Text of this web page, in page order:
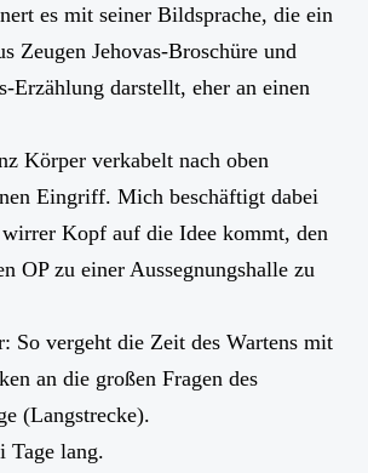
es mit seiner Bildsprache, die ein
Zeugen Jehovas-Broschüre und
Erzählung darstellt, eher an einen
Körper verkabelt nach oben
Eingriff. Mich beschäftigt dabei
Kopf auf die Idee kommt, den
OP zu einer Aussegnungshalle zu
So vergeht die Zeit des Wartens mit
an die großen Fragen des
(Langstrecke).
Tage lang.